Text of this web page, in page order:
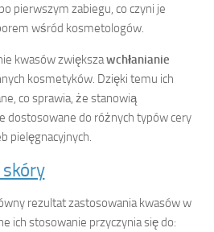
pierwszym zabiegu, co czyni je
wśród kosmetologów.
kwasów zwiększawchłanianie
kosmetyków. Dzięki temu ich
co sprawia, że stanowią
dostosowane do różnych typów cery
pielęgnacyjnych.
rezultat zastosowania kwasów w
ich stosowanie przyczynia się do: